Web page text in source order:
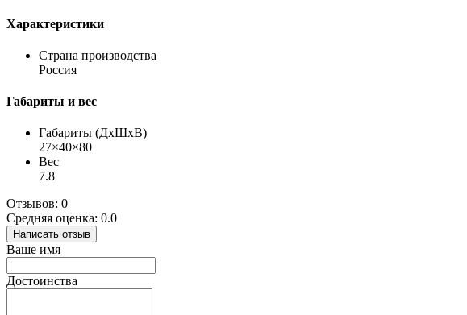
Характеристики
Страна производства
Россия
Габариты и вес
Габариты (ДхШхВ)
27×40×80
Вес
7.8
Отзывов: 0
Средняя оценка: 0.0
Написать отзыв
Ваше имя
Достоинства